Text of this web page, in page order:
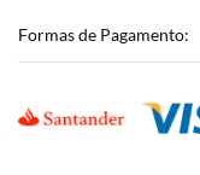
Formas de Pagamento: